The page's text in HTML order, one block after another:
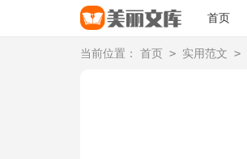
首页
当前位置： 首页 > 实用范文 >